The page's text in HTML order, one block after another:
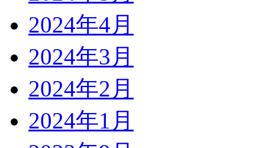
2024年4月
2024年3月
2024年2月
2024年1月